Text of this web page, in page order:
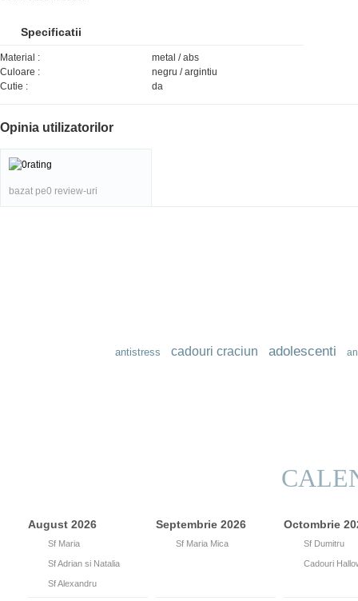
Specificatii
Material :
metal / abs
Culoare :
negru / argintiu
Cutie :
da
Opinia utilizatorilor
bazat pe0 review-uri
antistress cadouri craciun adolescenti
August 2026
Sf Maria
Sf Adrian si Natalia
Sf Alexandru
Septembrie 2026
Sf Maria Mica
Octombrie
Sf Dumitru
Cadouri